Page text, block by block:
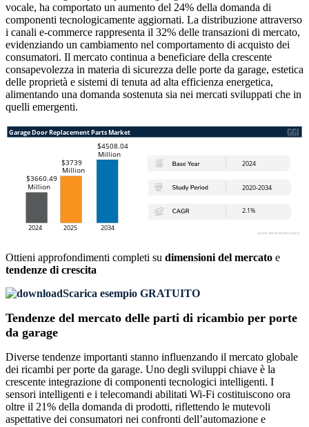
vocale, ha comportato un aumento del 24% della domanda di
componenti tecnologicamente aggiornati. La distribuzione attraverso
i canali e-commerce rappresenta il 32% delle transazioni di mercato,
evidenziando un cambiamento nel comportamento di acquisto dei
consumatori. Il mercato continua a beneficiare della crescente
consapevolezza in materia di sicurezza delle porte da garage, estetica
delle proprietà e sistemi di tenuta ad alta efficienza energetica,
alimentando una domanda sostenuta sia nei mercati sviluppati che in
quelli emergenti.
Ottieni approfondimenti completi su dimensioni del mercato e
tendenze di crescita
Scarica esempio GRATUITO
Tendenze del mercato delle parti di ricambio per porte
da garage
Diverse tendenze importanti stanno influenzando il mercato globale
dei ricambi per porte da garage. Uno degli sviluppi chiave è la
crescente integrazione di componenti tecnologici intelligenti. I
sensori intelligenti e i telecomandi abilitati Wi-Fi costituiscono ora
oltre il 21% della domanda di prodotti, riflettendo le mutevoli
aspettative dei consumatori nei confronti dell’automazione e